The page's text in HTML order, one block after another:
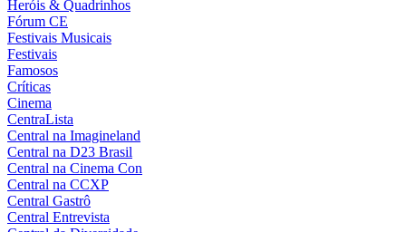
Heróis & Quadrinhos
Fórum CE
Festivais Musicais
Festivais
Famosos
Críticas
Cinema
CentraLista
Central na Imagineland
Central na D23 Brasil
Central na Cinema Con
Central na CCXP
Central Gastrô
Central Entrevista